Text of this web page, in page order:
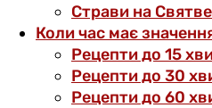
Страви на
Коли час має
Рецепти до 15
Рецепти до 30
Рецепти до 60